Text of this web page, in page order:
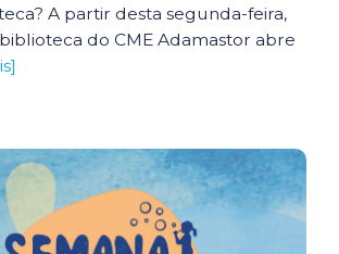
A partir desta segunda-feira,
do CME Adamastor abre